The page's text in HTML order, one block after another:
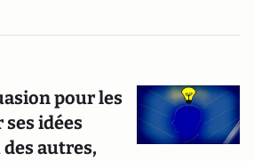
pour les
idées
autres,